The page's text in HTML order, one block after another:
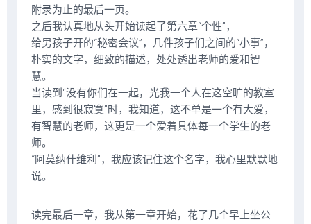
附录为止的最后一页。
之后我认真地从头开始读起了第六章“个性”，
给男孩子开的“秘密会议”，几件孩子们之间的“小事”，
朴实的文字，细致的描述，处处透出老师的爱和智
慧。
当读到“没有你们在一起，光我一个人在这空旷的教室
里，感到很寂寞”时，我知道，这不单是一个有大爱，
有智慧的老师，这更是一个爱着具体每一个学生的老
师。
“阿莫纳什维利”，我应该记住这个名字，我心里默默地
说。
读完最后一章，我从第一章开始，花了几个早上坐公